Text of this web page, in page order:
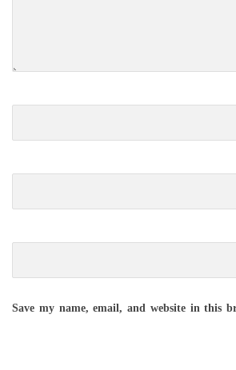
Save my name, email, and website in this